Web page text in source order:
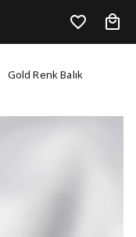
Gold Renk Balık